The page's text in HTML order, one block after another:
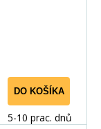
DO KOŠÍKA
5-10 prac. dnů